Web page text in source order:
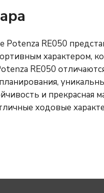
RE050
характером,
RE050
и
ходовые